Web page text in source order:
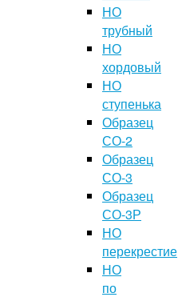
НО
трубный
НО
хордовый
НО
ступенька
Образец
СО-2
Образец
СО-3
Образец
СО-3Р
НО
перекрестие
НО
по